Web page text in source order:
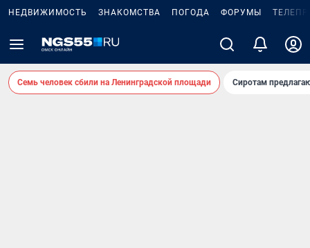
НЕДВИЖИМОСТЬ ЗНАКОМСТВА ПОГОДА ФОРУМЫ
Семь человек сбили на Ленинградской площади Сиротам